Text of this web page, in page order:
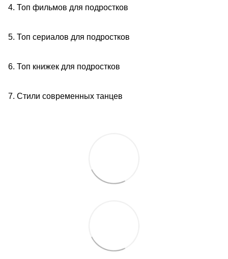
4. Топ фильмов для подростков
5. Топ сериалов для подростков
6. Топ книжек для подростков
7. Стили современных танцев